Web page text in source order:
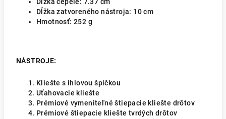
Dĺžka zatvoreného nástroja: 10 cm
Hmotnosť: 252 g
NÁSTROJE:
Kliešte s ihlovou špičkou
Uťahovacie kliešte
Prémiové vymeniteľné štiepacie kliešte drôtov
Prémiové štiepacie kliešte tvrdých drôtov